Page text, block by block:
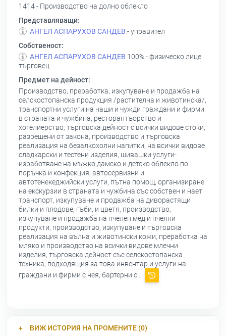
1414 - Производство на долно облекло
Представляващи:
АНГЕЛ АСПАРУХОВ САНДЕВ - управител
Собственост:
АНГЕЛ АСПАРУХОВ САНДЕВ 100% - физическо лице
търговец
Предмет на дейност:
Производство, преработка, изкупуване и продажба на
селскостопанска продукция /растителна и животинска/,
транспортни услуги на наши и чужди граждани и фирми
в страната и чужбина, ресторантъорство и
хотелиерство, търговска дейност с всички видове стоки,
разрешени от закона, производство и търговска
реализация на безалкохолни напитки, на всички видове
сладкарски и тестени изделия, шивашки услуги-
изработване на мъжко,дамско и детско облекло по
поръчка и конфекция, автосервизни и
автотенекеджийски услуги, пътна помощ, организиране
на екскурзии в страната и чужбина със собствен и нает
транспорт, изкупуване и продажба на диворастящи
билки и плодове, гъби, и цветя, производство,
изкупуване и продажба на пчелен мед и пчелни
продукти, производство, изкупуване и търговска
реализация на вълна и животински кожи, преработка на
мляко и производство на всички видове млечни
изделия, търговска дейност със селскостопанска
техника, подходящия за това инвентар и услуги на
граждани и фирми с нея, бартерни с...
ВИЖ ИСТОРИЯ НА ПРОМЕНИТЕ (0)